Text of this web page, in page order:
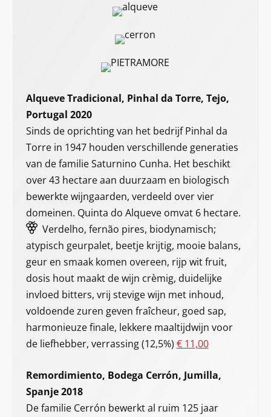
Alqueve Tradicional, Pinhal da Torre, Tejo,
Portugal 2020
Sinds de oprichting van het bedrijf Pinhal da
Torre in 1947 houden verschillende generaties
van de familie Saturnino Cunha. Het beschikt
over 43 hectare aan duurzaam en biologisch
bewerkte wijngaarden, verdeeld over vier
domeinen. Quinta do Alqueve omvat 6 hectare.
Verdelho, fernão pires, biodynamisch;
atypisch geurpalet, beetje krijtig, mooie balans,
geur en smaak komen overeen, rijp wit fruit,
dosis hout maakt de wijn crèmig, duidelijke
invloed bitters, vrij stevige wijn met inhoud,
voldoende zuren geven fraîcheur, goed sap,
harmonieuze finale, lekkere maaltijdwijn voor
de liefhebber, verrassing (12,5%) € 11,00
Remordimiento, Bodega Cerrón, Jumilla,
Spanje 2018
De familie Cerrón bewerkt al ruim 125 jaar